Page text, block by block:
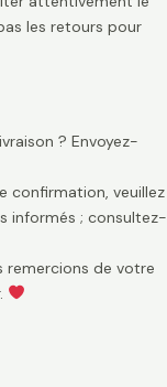
les retours pour
? Envoyez-
confirmation, veuillez
informés ; consultez-
remercions de votre